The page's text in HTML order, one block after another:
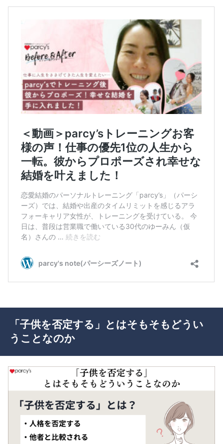
「子供を否定する」とはそもそもどうい
うことなのか